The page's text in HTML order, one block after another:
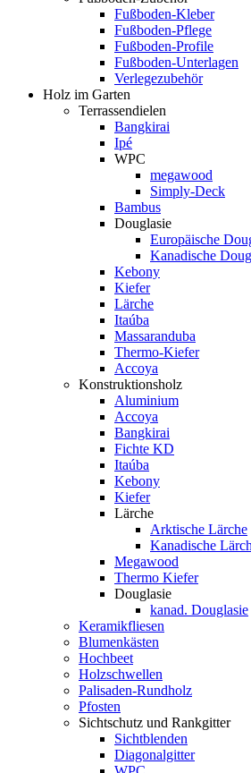
Fußboden-Kleber
Fußboden-Pflege
Fußboden-Profile
Fußboden-Unterlagen
Verlegezubehör
Holz im Garten
Terrassendielen
Bangkirai
Ipé
WPC
megawood
Simply-Deck
Bambus
Douglasie
Europäische
Kanadische
Kebony
Kiefer
Lärche
Itaúba
Massaranduba
Thermo-Kiefer
Accoya
Konstruktionsholz
Aluminium
Accoya
Bangkirai
Fichte KD
Itaúba
Kebony
Kiefer
Lärche
Arktische Lärche
Kanadische
Megawood
Thermo Kiefer
Douglasie
kanad. Douglasie
Keramikfliesen
Blumenkästen
Hochbeet
Holzschwellen
Palisaden-Rundholz
Pfosten
Sichtschutz und Rankgitter
Sichtblenden
Diagonalgitter